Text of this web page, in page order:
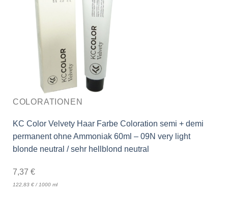
COLORATIONEN
KC Color Velvety Haar Farbe Coloration semi + demi
permanent ohne Ammoniak 60ml – 09N very light
blonde neutral / sehr hellblond neutral
7,37 €
122,83 €/1000 ml